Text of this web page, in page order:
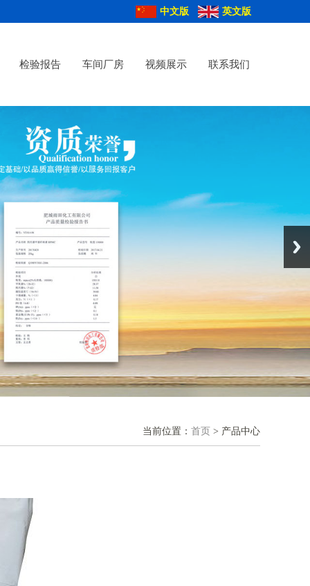
中文版 英文版
检验报告 车间厂房 视频展示 联系我们
当前位置： 首页 > 产品中心